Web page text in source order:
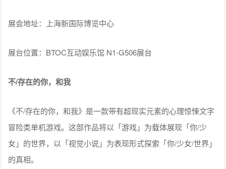
展会地址：上海新国际博览中心
展台位置：BTOC互动娱乐馆 N1-G506展台
不/存在的你，和我
《不/存在的你，和我》是一款带有超现实元素的心理惊悚文字
冒险类单机游戏。这部作品将以「游戏」为载体展现「你/少
女」的世界，以「视觉小说」为表现形式探索「你/少女/世界」
的真相。